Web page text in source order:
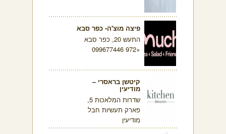
פיצה מוצ'ה- כפר סבא
התעש 20, כפר סבא
+972 099677446
קיטשן בראסרי –
מודיעין
שדרות המלאכות 5,
פארק תעשיות חבל
מודיעין